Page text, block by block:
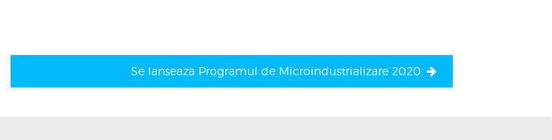
Se lanseaza Programul de Microindustrializare 2020